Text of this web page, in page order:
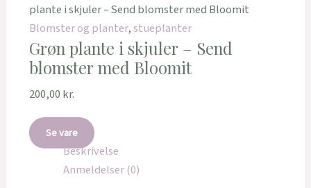
plante i skjuler – Send blomster med Bloomit
Blomster og planter,stueplanter
Grøn plante i skjuler – Send
blomster med Bloomit
200,00 kr.
Se vare
Beskrivelse
Anmeldelser (0)